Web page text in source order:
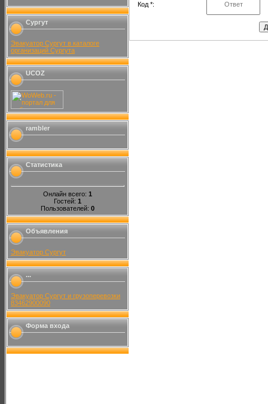
Сургут
Эвакуатор Сургут в каталоге
организаций Сургута
UCOZ
rambler
Статистика
Онлайн всего: 1
Гостей: 1
Пользователей: 0
Объявления
Эвакуатор Сургут
...
Эвакуатор Сургут и грузоперевозки
83462900090
Форма входа
Код *: